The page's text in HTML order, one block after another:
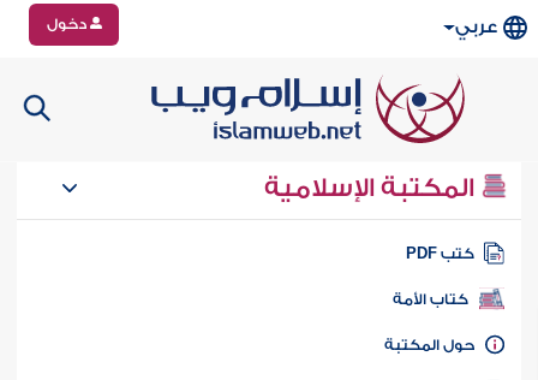
عربي دخول
المكتبة الإسلامية
كتب PDF
كتاب الأمة